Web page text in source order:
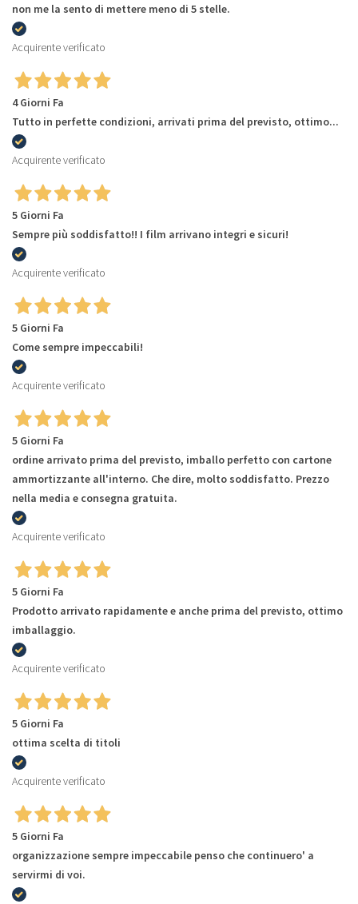
non me la sento di mettere meno di 5 stelle.
Acquirente verificato
4 Giorni Fa
Tutto in perfette condizioni, arrivati prima del previsto, ottimo...
Acquirente verificato
5 Giorni Fa
Sempre più soddisfatto!! I film arrivano integri e sicuri!
Acquirente verificato
5 Giorni Fa
Come sempre impeccabili!
Acquirente verificato
5 Giorni Fa
ordine arrivato prima del previsto, imballo perfetto con cartone
ammortizzante all'interno. Che dire, molto soddisfatto. Prezzo
nella media e consegna gratuita.
Acquirente verificato
5 Giorni Fa
Prodotto arrivato rapidamente e anche prima del previsto, ottimo
imballaggio.
Acquirente verificato
5 Giorni Fa
ottima scelta di titoli
Acquirente verificato
5 Giorni Fa
organizzazione sempre impeccabile penso che continuero' a
servirmi di voi.